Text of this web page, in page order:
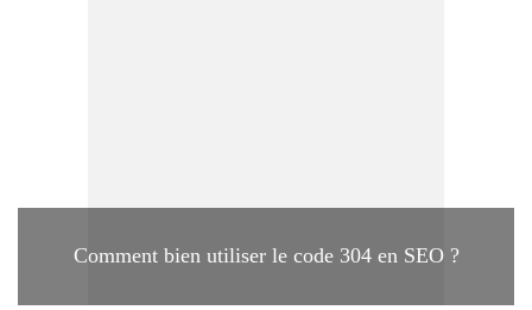
Comment bien utiliser le code 304 en SEO ?